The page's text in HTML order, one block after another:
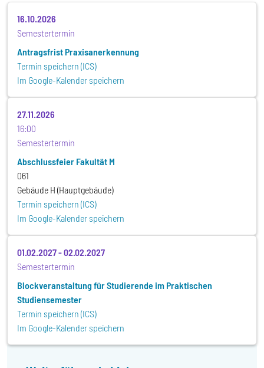
16.10.2026
Semestertermin
Antragsfrist Praxisanerkennung
Termin speichern (ICS)
Im Google-Kalender speichern
27.11.2026
16:00
Semestertermin
Abschlussfeier Fakultät M
061
Gebäude H (Hauptgebäude)
Termin speichern (ICS)
Im Google-Kalender speichern
01.02.2027-02.02.2027
Semestertermin
Blockveranstaltung für Studierende im Praktischen
Studiensemester
Termin speichern (ICS)
Im Google-Kalender speichern